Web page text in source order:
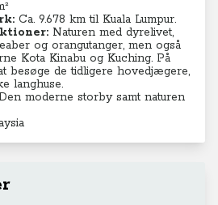
Ca. 9.678 km til Kuala Lumpur.
Naturen med dyrelivet,
og orangutanger, men også
Kota Kinabu og Kuching. På
besøge de tidligere hovedjægere,
langhuse.
moderne storby samt naturen